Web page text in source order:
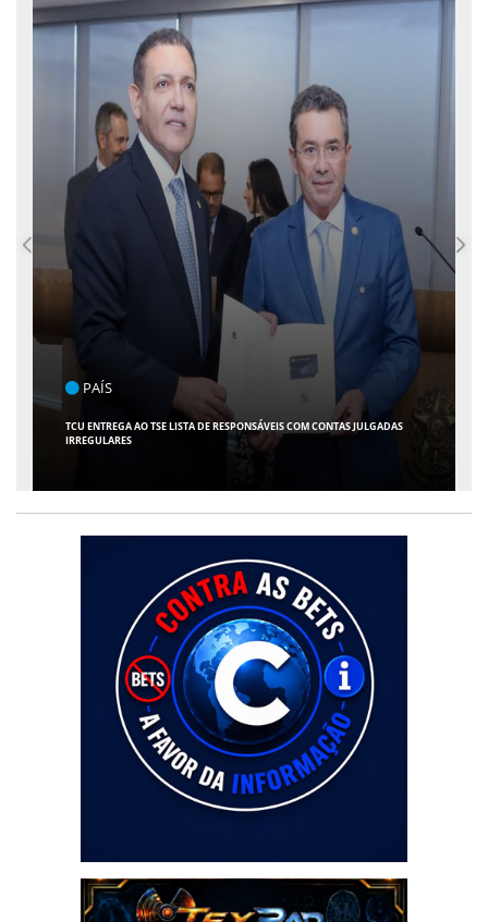
ENTRETENIMENTO
ARACAJU RECEBE ESPETÁCULO INFANTIL "SPIDEY E SEUS AMIGOS" COM
AVENTURA AO VIVO NO TEATRO ATHENEU